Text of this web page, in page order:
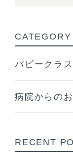
CATEGORY
パピークラ
病院からの
RECENT